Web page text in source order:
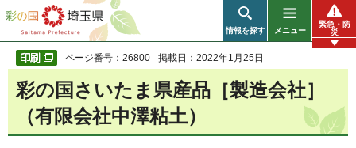
彩の国 埼玉県
情報を探す メニュー
緊急・防
災
ページ番号：26800 掲載日：2022年1月25日
彩の国さいたま県産品［製造会社］
（有限会社中澤粘土）